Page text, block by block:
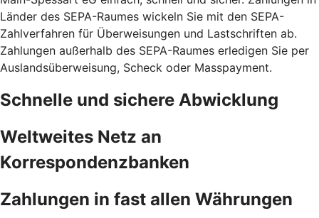
Länder des SEPA-Raumes wickeln Sie mit den SEPA-
Zahlverfahren für Überweisungen und Lastschriften ab.
Zahlungen außerhalb des SEPA-Raumes erledigen Sie per
Auslandsüberweisung, Scheck oder Masspayment.
Schnelle und sichere Abwicklung
Weltweites Netz an
Korrespondenzbanken
Zahlungen in fast allen Währungen